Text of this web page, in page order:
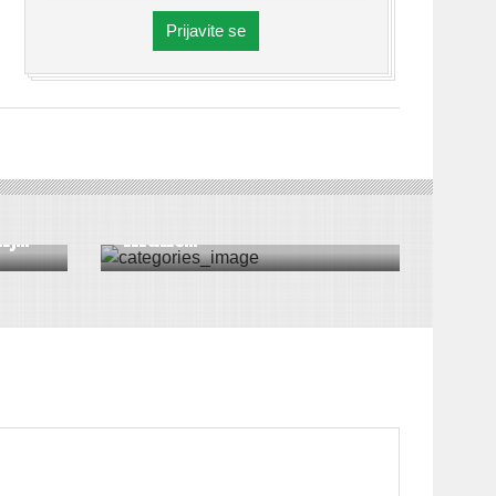
Prijavite se
DRUŠTVO|VESTI|SREMSKA MITROVICA
Kranč...